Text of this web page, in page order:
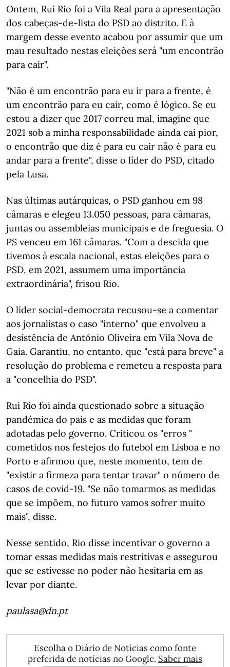
Ontem, Rui Rio foi a Vila Real para a apresentação
dos cabeças-de-lista do PSD ao distrito. E à
margem desse evento acabou por assumir que um
mau resultado nestas eleições será "um encontrão
para cair".
"Não é um encontrão para eu ir para a frente, é
um encontrão para eu cair, como é lógico. Se eu
estou a dizer que 2017 correu mal, imagine que
2021 sob a minha responsabilidade ainda cai pior,
o encontrão que diz é para eu cair não é para eu
andar para a frente", disse o líder do PSD, citado
pela Lusa.
Nas últimas autárquicas, o PSD ganhou em 98
câmaras e elegeu 13.050 pessoas, para câmaras,
juntas ou assembleias municipais e de freguesia. O
PS venceu em 161 câmaras. "Com a descida que
tivemos à escala nacional, estas eleições para o
PSD, em 2021, assumem uma importância
extraordinária", frisou Rio.
O líder social-democrata recusou-se a comentar
aos jornalistas o caso "interno" que envolveu a
desistência de António Oliveira em Vila Nova de
Gaia. Garantiu, no entanto, que "está para breve" a
resolução do problema e remeteu a resposta para
a "concelhia do PSD".
Rui Rio foi ainda questionado sobre a situação
pandémica do país e as medidas que foram
adotadas pelo governo. Criticou os "erros "
cometidos nos festejos do futebol em Lisboa e no
Porto e afirmou que, neste momento, tem de
"existir a firmeza para tentar travar" o número de
casos de covid-19. "Se não tomarmos as medidas
que se impõem, no futuro vamos sofrer muito
mais", disse.
Nesse sentido, Rio disse incentivar o governo a
tomar essas medidas mais restritivas e assegurou
que se estivesse no poder não hesitaria em as
levar por diante.
paulasa@dn.pt
Escolha o Diário de Notícias como fonte
preferida de notícias no Google. Saber mais